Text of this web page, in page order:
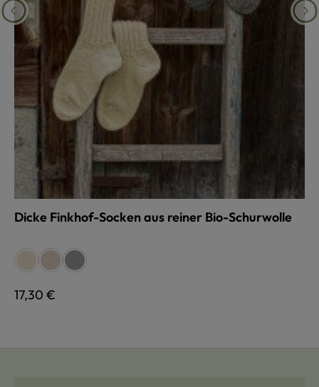
Dicke Finkhof-Socken aus reiner Bio-Schurwolle
Farbe auswählen
naturweiß
beige grau
Regulärer Preis:
17,30 €